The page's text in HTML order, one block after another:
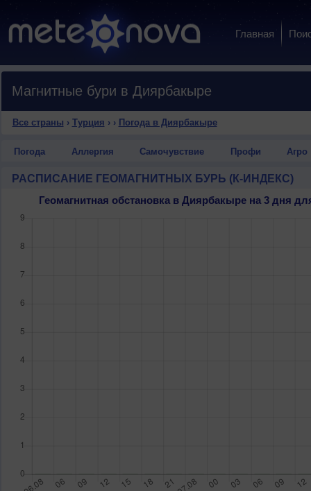
Главная
Магнитные бури в Диярбакыре
Все страны › Турция › › Погода в Диярбакыре
Погода Аллергия Самочувствие Профи Агро
РАСПИСАНИЕ ГЕОМАГНИТНЫХ БУРЬ (К-ИНДЕКС)
Геомагнитная обстановка в Диярбакыре на 3 дня